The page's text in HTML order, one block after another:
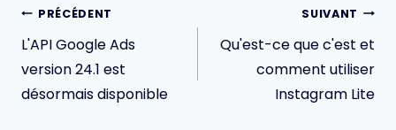
Navigation
de
l’article
PRÉCÉDENT
L'API Google Ads
version 24.1 est
désormais disponible
SUIVANT
Qu'est-ce que c'est et
comment utiliser
Instagram Lite